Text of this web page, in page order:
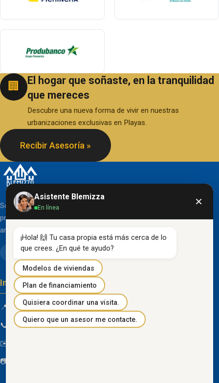
🏢
El hogar que soñaste, en la tranquilidad
que mereces
Descubre una nueva forma de vivir en nuestras
urbanizaciones exclusivas en Playas.
Recibir Asesoría »
Somos una organización líder en el desarrollo de
proyectos inmobiliarios que destacan por su diseño
arquitectónico clásico y acabados de primera línea.
Información de contacto
📍 Km 85 Vía Progreso, Playas, Guayas, Ecuador
📞 096 934 4318
✉️
📷
Asistente Blemizza
En línea ×
¡Hola! 🙌 Tu casa propia está más cerca de lo
que crees. ¿En qué te ayudo?
Modelos de viviendas
Plan de financiamiento
Quisiera coordinar una visita.
Quiero que un asesor me contacte.